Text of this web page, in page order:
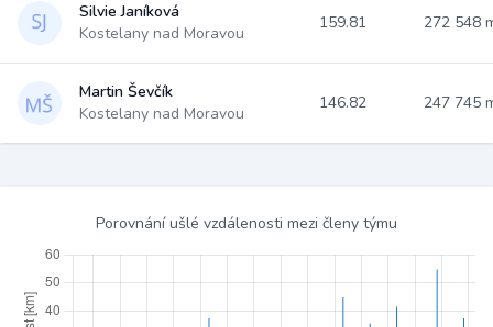
Silvie Janíková
Kostelany nad Moravou
159.81 272 548
Martin Ševčík
Kostelany nad Moravou
146.82 247 745
Porovnání ušlé vzdálenosti mezi členy týmu